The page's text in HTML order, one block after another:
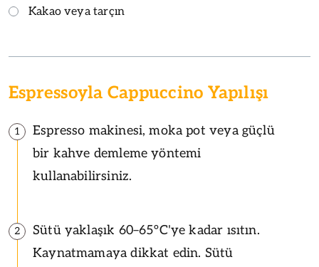
Kakao veya tarçın
Espressoyla Cappuccino Yapılışı
1
Espresso makinesi, moka pot veya güçlü
bir kahve demleme yöntemi
kullanabilirsiniz.
2
Sütü yaklaşık 60–65°C'ye kadar ısıtın.
Kaynatmamaya dikkat edin. Sütü